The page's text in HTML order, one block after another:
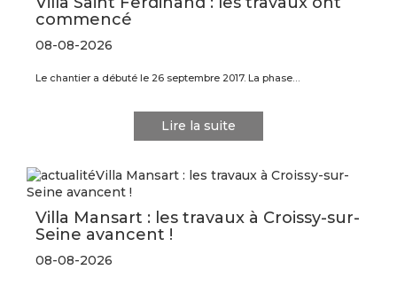
commencé
08-08-2026
Le chantier a débuté le 26 septembre 2017. La phase…
Lire la suite
Villa Mansart : les travaux à Croissy-sur-
Seine avancent !
08-08-2026